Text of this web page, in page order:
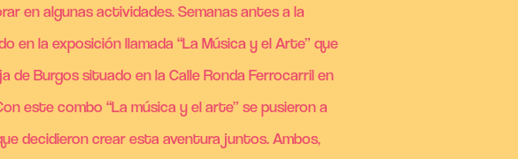
en algunas actividades. Semanas antes a la
la exposición llamada “La Música y el Arte” que
de Burgos situado en la Calle Ronda Ferrocarril en
este combo “La música y el arte” se pusieron a
decidieron crear esta aventura juntos. Ambos,